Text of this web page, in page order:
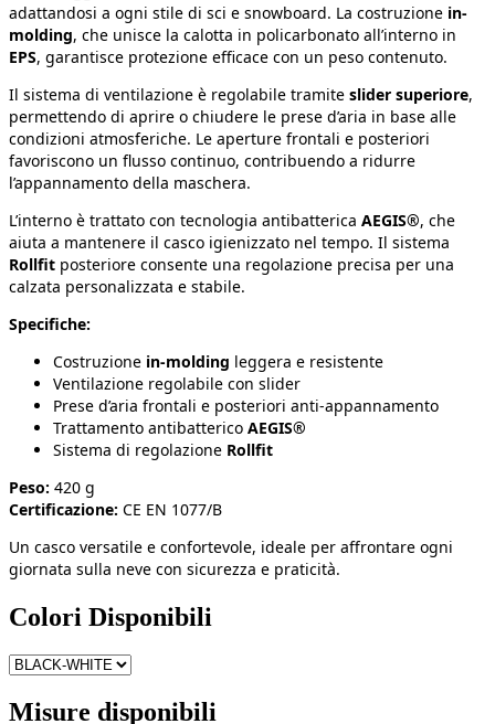
adattandosi a ogni stile di sci e snowboard. La costruzione in-
molding, che unisce la calotta in policarbonato all’interno in
EPS, garantisce protezione efficace con un peso contenuto.
Il sistema di ventilazione è regolabile tramite slider superiore,
permettendo di aprire o chiudere le prese d’aria in base alle
condizioni atmosferiche. Le aperture frontali e posteriori
favoriscono un flusso continuo, contribuendo a ridurre
l’appannamento della maschera.
L’interno è trattato con tecnologia antibatterica AEGIS®, che
aiuta a mantenere il casco igienizzato nel tempo. Il sistema
Rollfit posteriore consente una regolazione precisa per una
calzata personalizzata e stabile.
Specifiche:
Costruzione in-molding leggera e resistente
Ventilazione regolabile con slider
Prese d’aria frontali e posteriori anti-appannamento
Trattamento antibatterico AEGIS®
Sistema di regolazione Rollfit
Peso: 420 g
Certificazione: CE EN 1077/B
Un casco versatile e confortevole, ideale per affrontare ogni
giornata sulla neve con sicurezza e praticità.
Colori Disponibili
Misure disponibili